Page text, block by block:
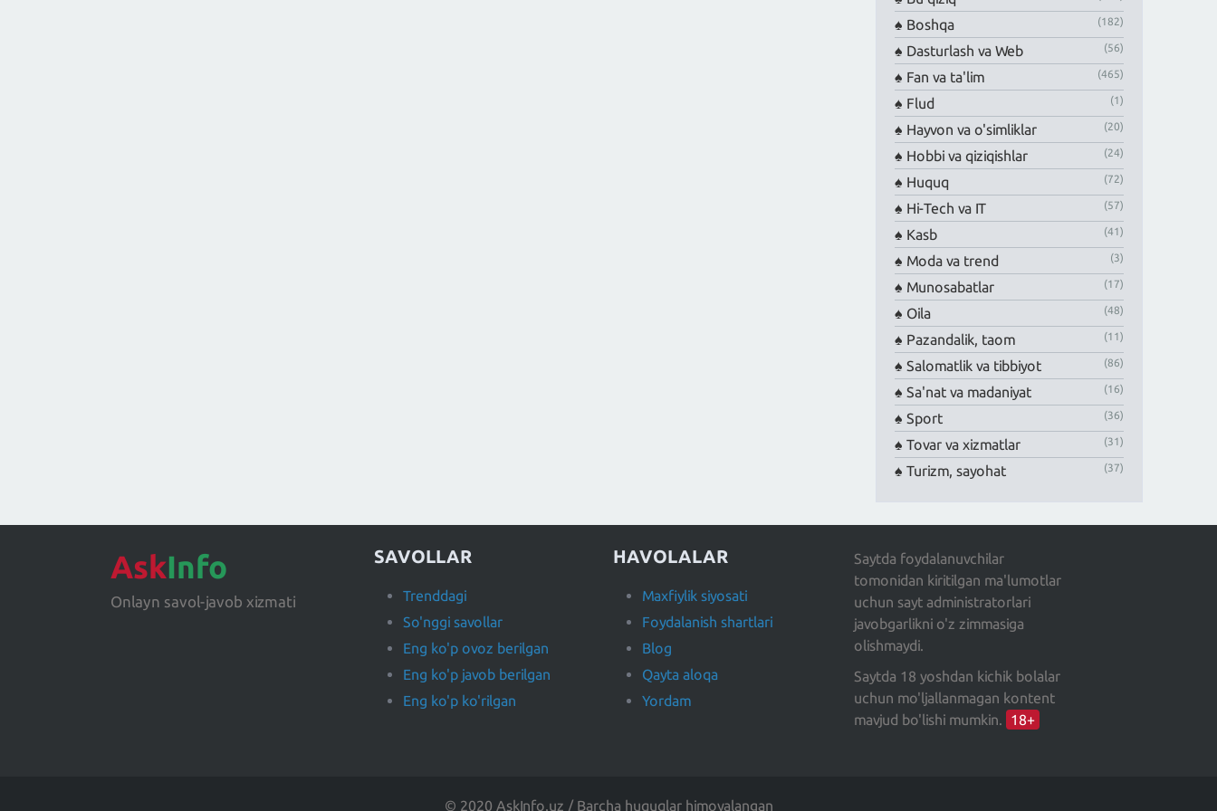
Boshqa (182)
Dasturlash va Web (56)
Fan va ta'lim (465)
Flud (1)
Hayvon va o'simliklar (20)
Hobbi va qiziqishlar (24)
Huquq (72)
Hi-Tech va IT (57)
Kasb (41)
Moda va trend (3)
Munosabatlar (17)
Oila (48)
Pazandalik, taom (11)
Salomatlik va tibbiyot (86)
Sa'nat va madaniyat (16)
Sport (36)
Tovar va xizmatlar (31)
Turizm, sayohat (37)
AskInfo
Onlayn savol-javob xizmati
SAVOLLAR
Trenddagi
So'nggi savollar
Eng ko'p ovoz berilgan
Eng ko'p javob berilgan
Eng ko'p ko'rilgan
HAVOLALAR
Maxfiylik siyosati
Foydalanish shartlari
Blog
Qayta aloqa
Yordam
Saytda foydalanuvchilar
tomonidan kiritilgan ma'lumotlar
uchun sayt administratorlari
javobgarlikni o'z zimmasiga
olishmaydi.
Saytda 18 yoshdan kichik bolalar
uchun mo'ljallanmagan kontent
mavjud bo'lishi mumkin.
18+
© 2020 AskInfo.uz / Barcha huquqlar himoyalangan